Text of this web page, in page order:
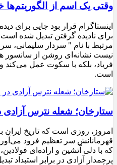
وقتی یک اسم از
اینستاگرام قرار بود جایی برای
برای نادیده گرفتن تبدیل شده
مرتبط با نام " سردار سلیمانی،
نیست نشانه‌ای روشن از سانسور
فریاد، بلکه با سکوت عمل می‌کند
است.
ستارخان؛ شعله نترس آزادی
امروز، روزی است که تاریخ ایران
قهرمانانش سر تعظیم فرود
که با دلی آتشین و اراده‌ای
پرچمدار آزادی در برابر استبداد